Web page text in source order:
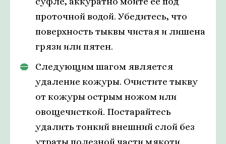
проточной водой. Убедитесь, что
поверхность тыквы чистая и лишена
грязи или пятен.
Следующим шагом является
удаление кожуры. Очистите тыкву
от кожуры острым ножом или
овощечисткой. Постарайтесь
удалить тонкий внешний слой без